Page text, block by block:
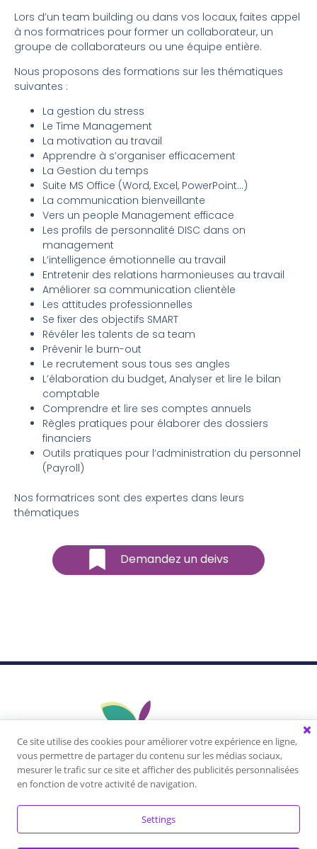
Lors d’un team building ou dans vos locaux, faites appel
à nos formatrices pour former un collaborateur, un
groupe de collaborateurs ou une équipe entière.
Nous proposons des formations sur les thématiques
suivantes :
La gestion du stress
Le Time Management
La motivation au travail
Apprendre à s’organiser efficacement
La Gestion du temps
Suite MS Office (Word, Excel, PowerPoint…)
La communication bienveillante
Vers un people Management efficace
Les profils de personnalité DISC dans on
management
L’intelligence émotionnelle au travail
Entretenir des relations harmonieuses au travail
Améliorer sa communication clientèle
Les attitudes professionnelles
Se fixer des objectifs SMART
Révéler les talents de sa team
Prévenir le burn-out
Le recrutement sous tous ses angles
L’élaboration du budget, Analyser et lire le bilan
comptable
Comprendre et lire ses comptes annuels
Règles pratiques pour élaborer des dossiers
financiers
Outils pratiques pour l’administration du personnel
(Payroll)
Nos formatrices sont des expertes dans leurs
thématiques
Demandez un deivs
Vivez une expérience unique, apprenez à vous
connaître, libérez votre plein potentiel, développez
vos talents, créez la vie dont vous rêvez!
Ce site utilise des cookies pour améliorer votre expérience en ligne,
vous permettre de partager du contenu sur les médias sociaux,
mesurer le trafic sur ce site et afficher des publicités personnalisées
en fonction de votre activité de navigation.
Settings